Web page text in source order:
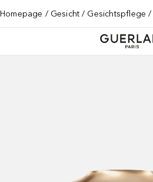
Homepage Gesicht Gesichtspflege